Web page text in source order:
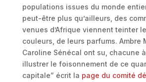
populations issues du monde
peut-être plus qu’ailleurs, des
venues d’Afrique viennent teinter
couleurs, de leurs parfums. Ambre
Caroline Sénécal ont su, chacune
illustrer le foisonnement de ce
capitale” écrit la page du comité